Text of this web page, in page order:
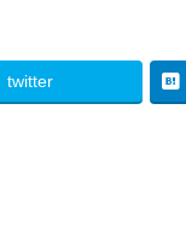
twitter